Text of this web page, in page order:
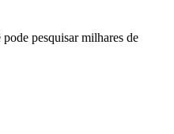
pode pesquisar milhares de